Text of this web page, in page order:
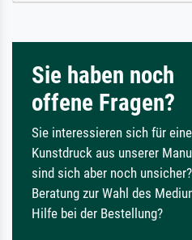
Sie haben noch
offene Fragen?
Sie interessieren sich für
Kunstdruck aus unserer
sind sich aber noch
Beratung zur Wahl des
Hilfe bei der Bestellung?